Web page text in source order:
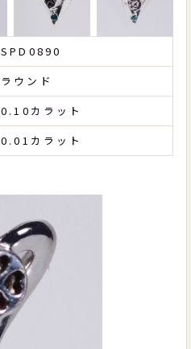
SPD0890
ラウンド
0.10カラット
0.01カラット